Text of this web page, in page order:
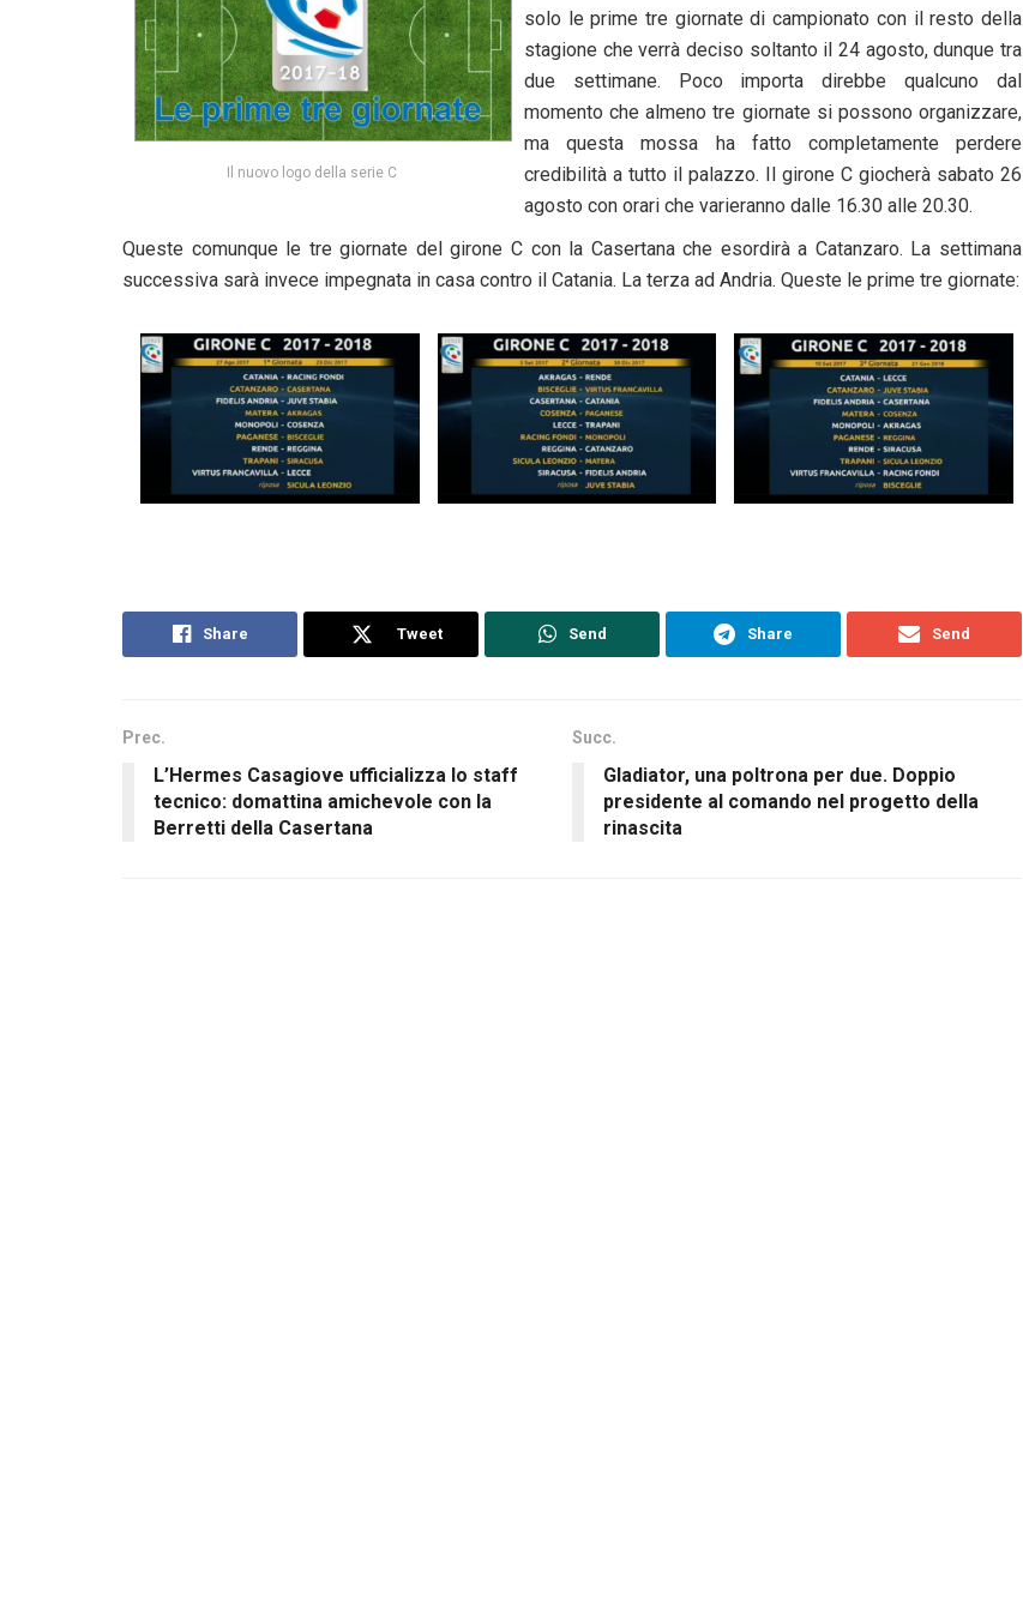
Il nuovo logo della serie C
solo le prime tre giornate di campionato con il resto della
stagione che verrà deciso soltanto il 24 agosto, dunque tra
due settimane. Poco importa direbbe qualcuno dal
momento che almeno tre giornate si possono organizzare,
ma questa mossa ha fatto completamente perdere
credibilità a tutto il palazzo. Il girone C giocherà sabato 26
agosto con orari che varieranno dalle 16.30 alle 20.30.
Queste comunque le tre giornate del girone C con la Casertana che esordirà a Catanzaro. La settimana
successiva sarà invece impegnata in casa contro il Catania. La terza ad Andria. Queste le prime tre giornate:
Share Tweet Send Share Send
Prec.
L’Hermes Casagiove ufficializza lo staff
tecnico: domattina amichevole con la
Berretti della Casertana
Succ.
Gladiator, una poltrona per due. Doppio
presidente al comando nel progetto della
rinascita